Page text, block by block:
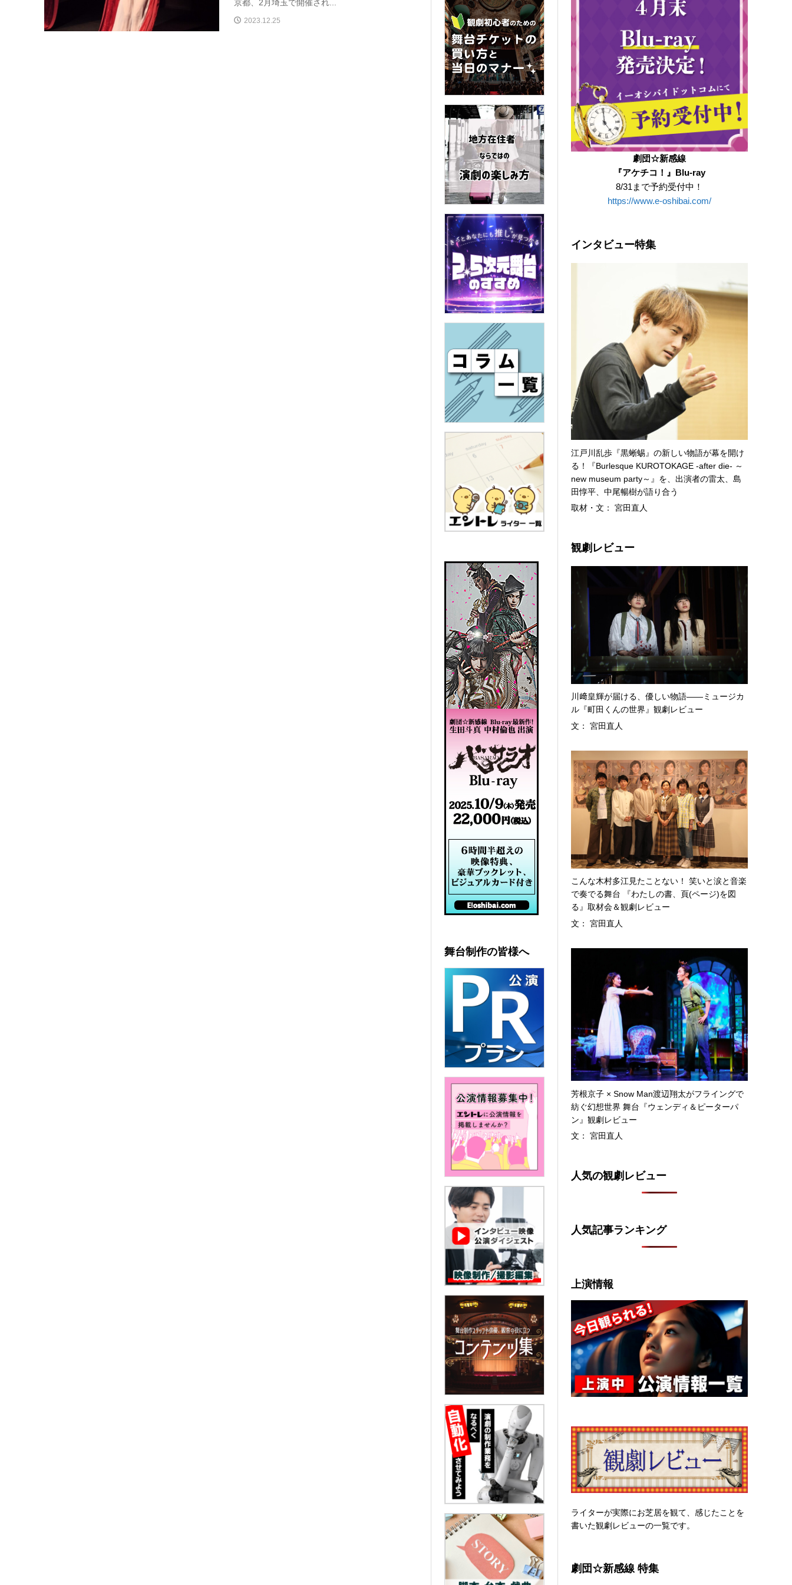
京都、2月埼玉で開催され...
2023.12.25
劇団☆新感線
『アケチコ！』Blu-ray
8/31まで予約受付中！
https://www.e-oshibai.com/
インタビュー特集
江戸川乱歩『黒蜥蜴』の新しい物語が幕を開け
る！『Burlesque KUROTOKAGE -after die- ～
new museum party～』を、出演者の雷太、島
田惇平、中尾暢樹が語り合う
取材・文： 宮田直人
観劇レビュー
川﨑皇輝が届ける、優しい物語――ミュージカ
ル『町田くんの世界』観劇レビュー
文： 宮田直人
こんな木村多江見たことない！ 笑いと涙と音楽
で奏でる舞台 『わたしの書、頁(ページ)を図
る』取材会＆観劇レビュー
文： 宮田直人
芳根京子 × Snow Man渡辺翔太がフライングで
紡ぐ幻想世界 舞台『ウェンディ＆ピーターパ
ン』観劇レビュー
文： 宮田直人
人気の観劇レビュー
人気記事ランキング
上演情報
ライターが実際にお芝居を観て、感じたことを
書いた観劇レビューの一覧です。
劇団☆新感線 特集
舞台制作の皆様へ